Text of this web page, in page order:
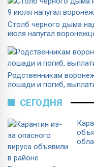
Столб черного дыма
июля напугал
Родственникам
лошади и погиб,
СЕГОДНЯ